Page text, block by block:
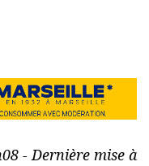
- Dernière mise à